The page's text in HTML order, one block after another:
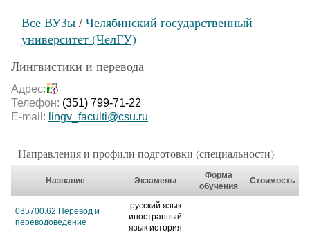
Образовательный кредит
Все ВУЗы / Челябинский государственный
университет (ЧелГУ)
Лингвистики и перевода
Адрес:
Телефон: (351) 799-71-22
E-mail: lingv_faculti@csu.ru
Направления и профили подготовки (специальности)
Название Экзамены
Форма
обучения
Стоимость
035700.62 Перевод и
переводоведение
русский язык
иностранный
язык история